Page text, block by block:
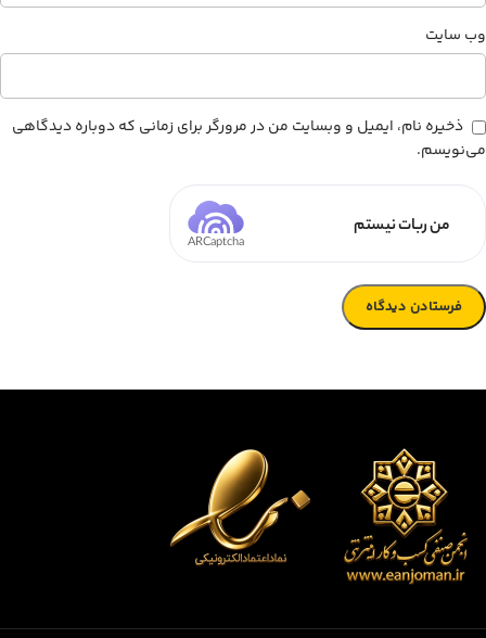
وب‌ سایت
ذخیره نام، ایمیل و وبسایت من در مرورگر برای زمانی که دوباره دیدگاهی
می‌نویسم.
من ربات نیستم
ARCaptcha